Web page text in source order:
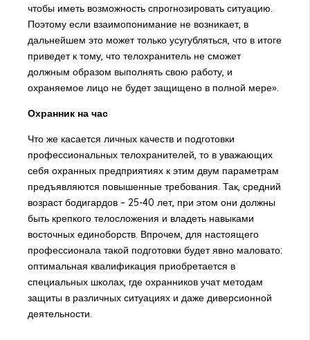
чтобы иметь возможность спрогнозировать ситуацию.
Поэтому если взаимопонимание не возникает, в
дальнейшем это может только усугубляться, что в итоге
приведет к тому, что телохранитель не сможет
должным образом выполнять свою работу, и
охраняемое лицо не будет защищено в полной мере».
Охранник на час
Что же касается личных качеств и подготовки
профессиональных телохранителей, то в уважающих
себя охранных предприятиях к этим двум параметрам
предъявляются повышенные требования. Так, средний
возраст бодигардов – 25-40 лет, при этом они должны
быть крепкого телосложения и владеть навыками
восточных единоборств. Впрочем, для настоящего
профессионала такой подготовки будет явно маловато:
оптимальная квалификация приобретается в
специальных школах, где охранников учат методам
защиты в различных ситуациях и даже диверсионной
деятельности.